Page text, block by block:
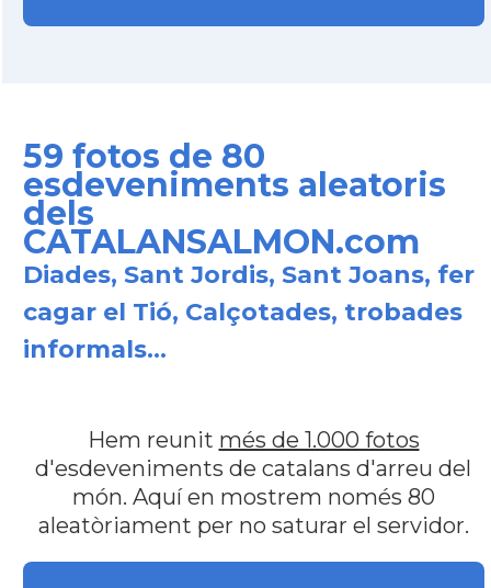
59 fotos de 80
esdeveniments aleatoris
dels
CATALANSALMON.com
Diades, Sant Jordis, Sant Joans, fer
cagar el Tió, Calçotades, trobades
informals...
Hem reunit més de 1.000 fotos
d'esdeveniments de catalans d'arreu del
món. Aquí en mostrem només 80
aleatòriament per no saturar el servidor.